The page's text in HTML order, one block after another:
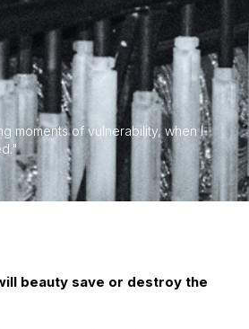
moments of vulnerability, when I
beauty save or destroy the